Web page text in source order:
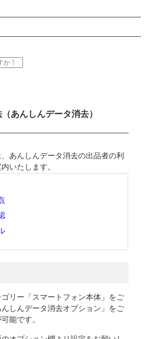
ツ
あんしんデータ消去）
あんしんデータ消去の出品者の利
いたします。
リー「スマートフォン本体」をご
しんデータ消去オプション」をご
能です。